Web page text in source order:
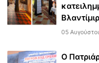
Βλαντίμιρ
05
Ο